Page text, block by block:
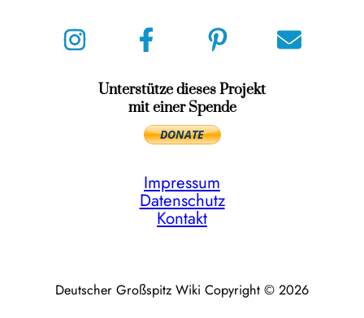
Unterstütze dieses Projekt
mit einer Spende
Impressum
Datenschutz
Kontakt
Deutscher Großspitz Wiki Copyright © 2026